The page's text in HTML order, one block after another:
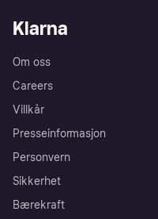
Klarna
Om oss
Careers
Villkår
Presseinformasjon
Personvern
Sikkerhet
Bærekraft